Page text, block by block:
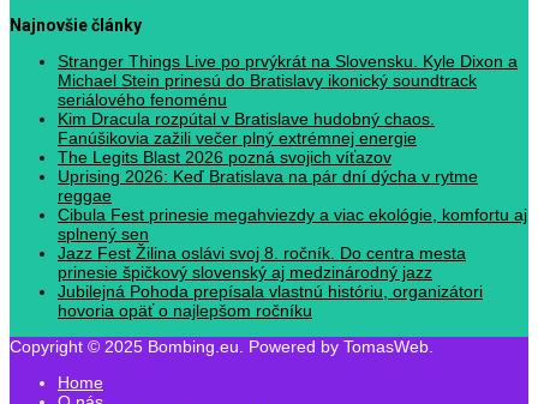
Najnovšie články
Stranger Things Live po prvýkrát na Slovensku. Kyle Dixon a
Michael Stein prinesú do Bratislavy ikonický soundtrack
seriálového fenoménu
Kim Dracula rozpútal v Bratislave hudobný chaos.
Fanúšikovia zažili večer plný extrémnej energie
The Legits Blast 2026 pozná svojich víťazov
Uprising 2026: Keď Bratislava na pár dní dýcha v rytme
reggae
Cibula Fest prinesie megahviezdy a viac ekológie, komfortu aj
splnený sen
Jazz Fest Žilina oslávi svoj 8. ročník. Do centra mesta
prinesie špičkový slovenský aj medzinárodný jazz
Jubilejná Pohoda prepísala vlastnú históriu, organizátori
hovoria opäť o najlepšom ročníku
Copyright © 2025 Bombing.eu. Powered by TomasWeb.
Home